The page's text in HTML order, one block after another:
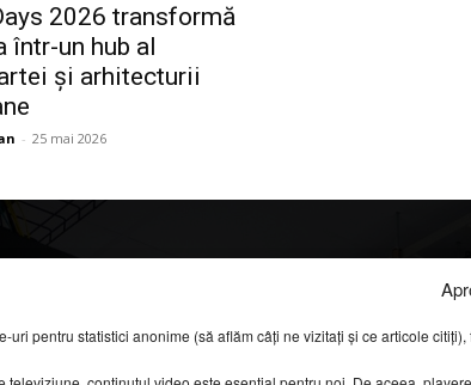
uri pentru statistici anonime (să aflăm câți ne vizitați și ce articole
2026 transformă
într-un hub al
și arhitecturii
- 25 mai 2026
SRL.
Info
DESPRE NOI